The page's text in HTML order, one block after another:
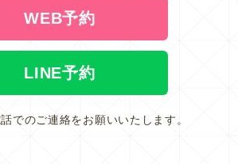
WEB予約
LINE予約
でのご連絡をお願いいたします。